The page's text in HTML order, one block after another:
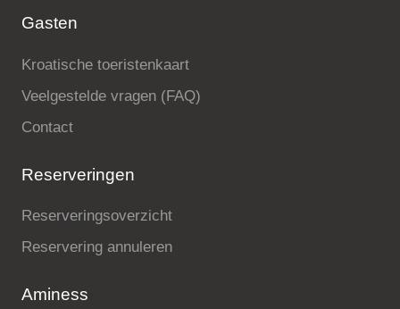
Gasten
Kroatische toeristenkaart
Veelgestelde vragen (FAQ)
Contact
Reserveringen
Reserveringsoverzicht
Reservering annuleren
Aminess